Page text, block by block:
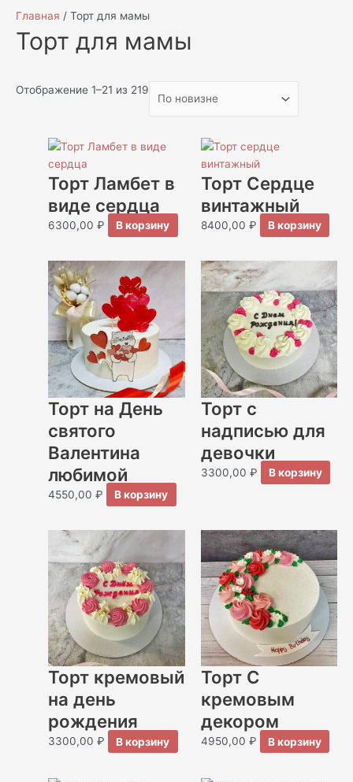
Главная / Торт для мамы
Торт для мамы
Отображение 1–21 из 219
Торт Ламбет в
виде сердца
6300,00₽ В корзину
Торт Сердце
винтажный
8400,00 ₽ В корзину
Торт на День
святого
Валентина
любимой
4550,00₽ В корзину
Торт с
надписью для
девочки
3300,00 ₽ В корзину
Торт кремовый
на день
рождения
3300,00₽ В корзину
Торт С
кремовым
декором
4950,00 ₽ В корзину